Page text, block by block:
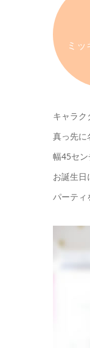
ミ
キャラク
真っ先に
幅45セ
お誕生日
パーティ